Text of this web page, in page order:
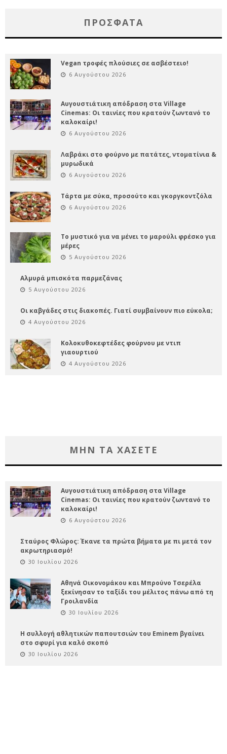
ΠΡΌΣΦΑΤΑ
Vegan τροφές πλούσιες σε ασβέστειο!
6 Αυγούστου 2026
Αυγουστιάτικη απόδραση στα Village
Cinemas: Οι ταινίες που κρατούν ζωντανό το
καλοκαίρι!
6 Αυγούστου 2026
Λαβράκι στο φούρνο με πατάτες, ντοματίνια &
μυρωδικά
6 Αυγούστου 2026
Τάρτα με σύκα, προσούτο και γκοργκοντζόλα
6 Αυγούστου 2026
Το μυστικό για να μένει το μαρούλι φρέσκο για
μέρες
5 Αυγούστου 2026
Αλμυρά μπισκότα παρμεζάνας
5 Αυγούστου 2026
Οι καβγάδες στις διακοπές. Γιατί συμβαίνουν πιο εύκολα;
4 Αυγούστου 2026
Κολοκυθοκεφτέδες φούρνου με ντιπ
γιαουρτιού
4 Αυγούστου 2026
ΜΗΝ ΤΑ ΧΑΣΕΤΕ
Αυγουστιάτικη απόδραση στα Village
Cinemas: Οι ταινίες που κρατούν ζωντανό το
καλοκαίρι!
6 Αυγούστου 2026
Σταύρος Φλώρος: Έκανε τα πρώτα βήματα με πι μετά τον
ακρωτηριασμό!
30 Ιουλίου 2026
Αθηνά Οικονομάκου και Μπρούνο Τσερέλα
ξεκίνησαν το ταξίδι του μέλιτος πάνω από τη
Γροιλανδία
30 Ιουλίου 2026
Η συλλογή αθλητικών παπουτσιών του Eminem βγαίνει
στο σφυρί για καλό σκοπό
30 Ιουλίου 2026